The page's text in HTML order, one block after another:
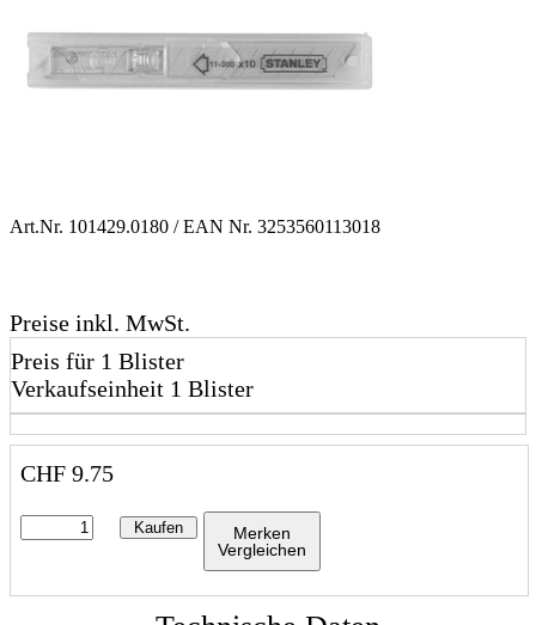
Art.Nr. 101429.0180 / EAN Nr. 3253560113018
Preise inkl. MwSt.
Preis für 1 Blister
Verkaufseinheit 1 Blister
CHF 9.75
Kaufen
Merken
Vergleichen